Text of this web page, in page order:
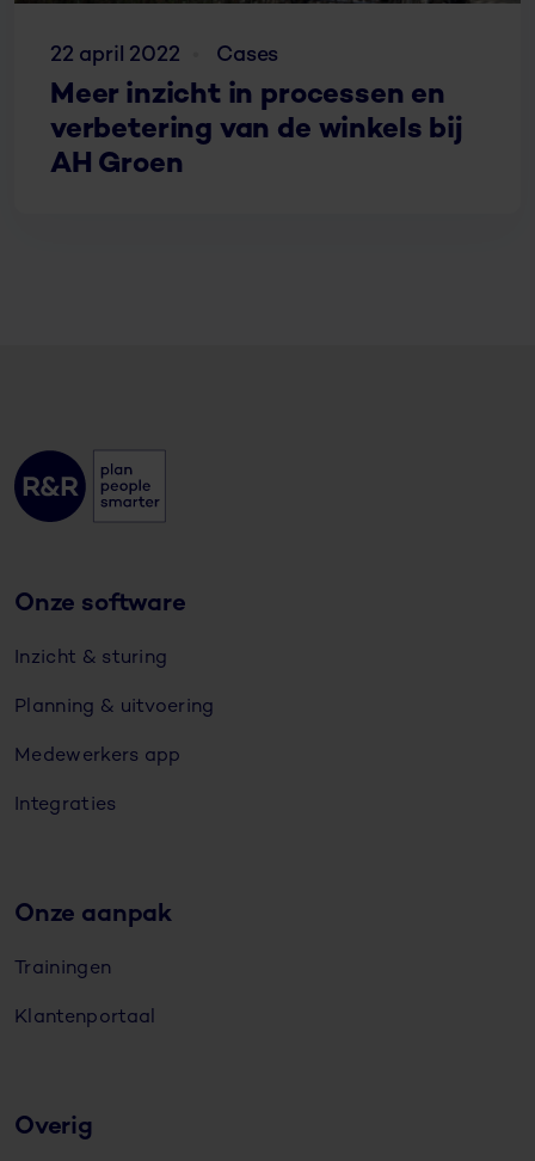
22 april 2022 Cases
Meer inzicht in processen en
verbetering van de winkels bij
AH Groen
Onze software
Inzicht & sturing
Planning & uitvoering
Medewerkers app
Integraties
Onze aanpak
Trainingen
Klantenportaal
Overig